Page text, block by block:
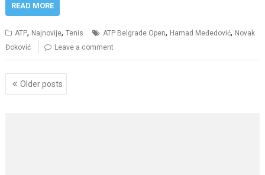
READ MORE
ATP, Najnovije,Tenis ATP Belgrade Open, Hamad Međedović, Novak
Đoković
Leave a comment
Posts
navigation
Older posts